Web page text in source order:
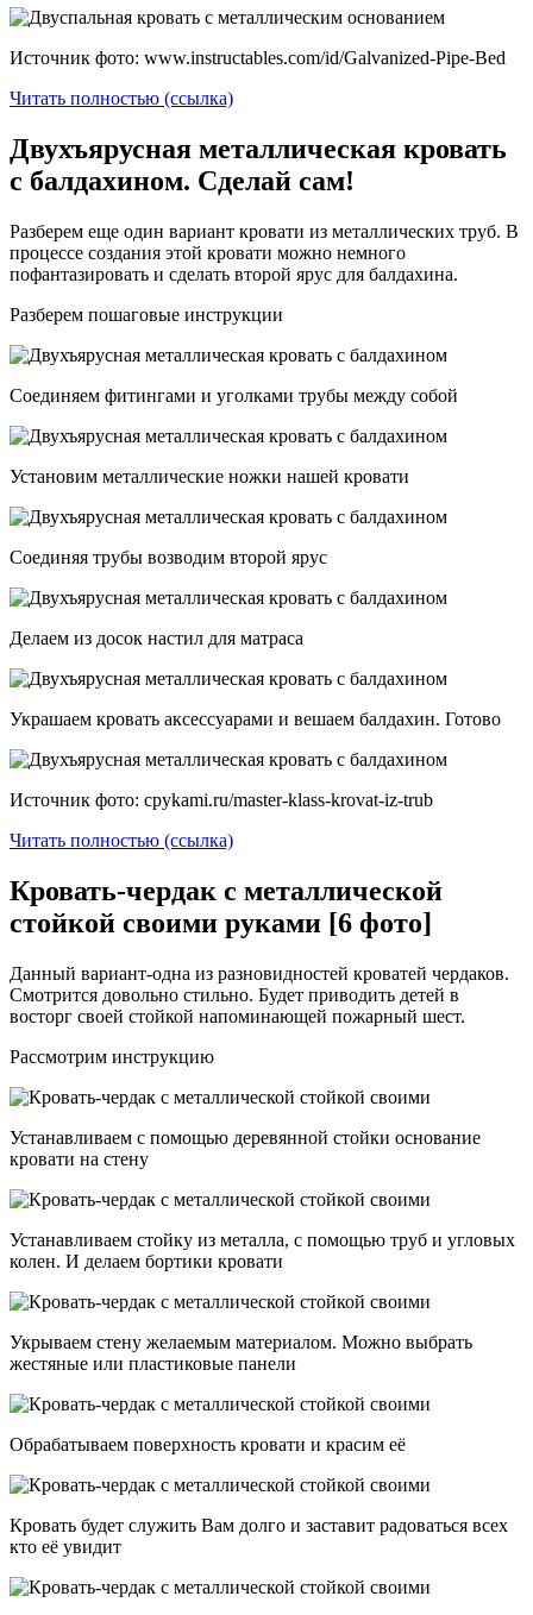
Источник фото: www.instructables.com/id/Galvanized-Pipe-Bed
Читать полностью (ссылка)
Двухъярусная металлическая кровать
с балдахином. Сделай сам!
Разберем еще один вариант кровати из металлических труб. В
процессе создания этой кровати можно немного
пофантазировать и сделать второй ярус для балдахина.
Разберем пошаговые инструкции
Соединяем фитингами и уголками трубы между собой
Установим металлические ножки нашей кровати
Соединяя трубы возводим второй ярус
Делаем из досок настил для матраса
Украшаем кровать аксессуарами и вешаем балдахин. Готово
Источник фото: cpykami.ru/master-klass-krovat-iz-trub
Читать полностью (ссылка)
Кровать-чердак с металлической
стойкой своими руками [6 фото]
Данный вариант-одна из разновидностей кроватей чердаков.
Смотрится довольно стильно. Будет приводить детей в
восторг своей стойкой напоминающей пожарный шест.
Рассмотрим инструкцию
Устанавливаем с помощью деревянной стойки основание
кровати на стену
Устанавливаем стойку из металла, с помощью труб и угловых
колен. И делаем бортики кровати
Укрываем стену желаемым материалом. Можно выбрать
жестяные или пластиковые панели
Обрабатываем поверхность кровати и красим её
Кровать будет служить Вам долго и заставит радоваться всех
кто её увидит